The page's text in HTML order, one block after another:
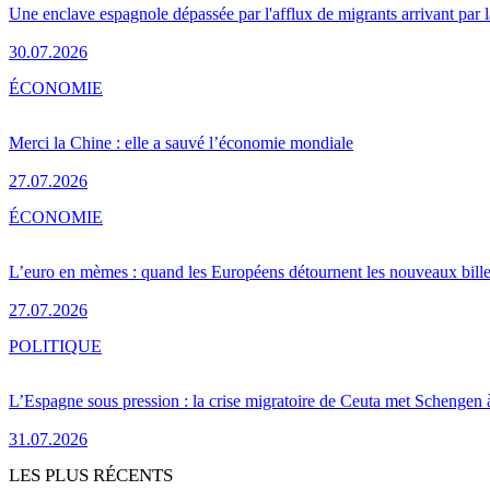
Une enclave espagnole dépassée par l'afflux de migrants arrivant par
30.07.2026
Merci la Chine : elle a sauvé l’économie mondiale
27.07.2026
ÉCONOMIE
L’euro en mèmes : quand les Européens détournent les nouveaux
27.07.2026
ÉCONOMIE
L’Espagne sous pression : la crise migratoire de Ceuta met Schengen
31.07.2026
POLITIQUE
LES PLUS RÉCENTS